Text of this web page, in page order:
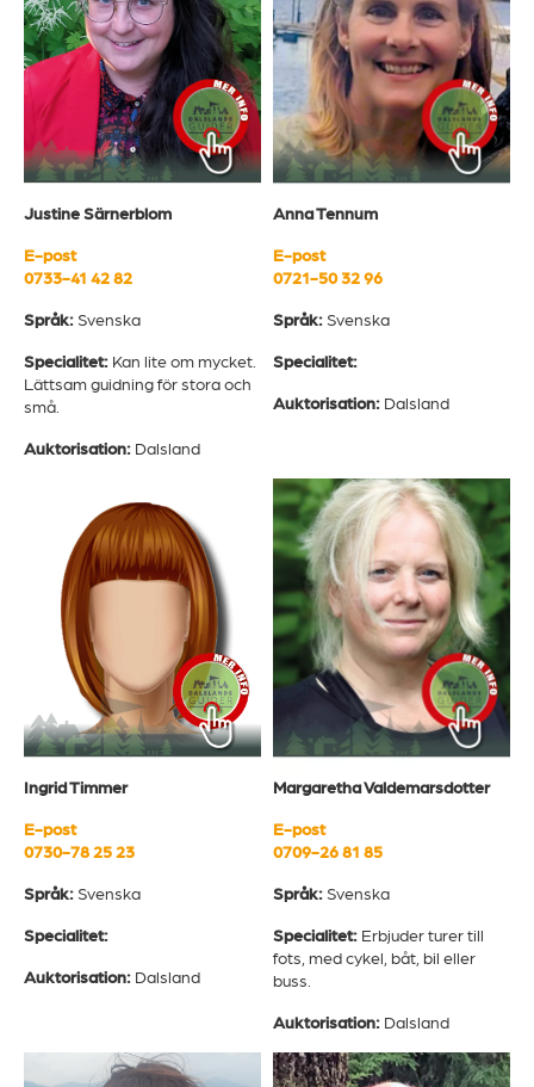
Justine Särnerblom
E-post
0733-41 42 82
Språk: Svenska
Specialitet: Kan lite om mycket.
Lättsam guidning för stora och
små.
Auktorisation: Dalsland
Anna Tennum
E-post
0721-50 32 96
Språk: Svenska
Specialitet:
Auktorisation: Dalsland
Ingrid Timmer
E-post
0730-78 25 23
Språk: Svenska
Specialitet:
Auktorisation: Dalsland
Margaretha Valdemarsdotter
E-post
0709-26 81 85
Språk: Svenska
Specialitet: Erbjuder turer till
fots, med cykel, båt, bil eller
buss.
Auktorisation: Dalsland